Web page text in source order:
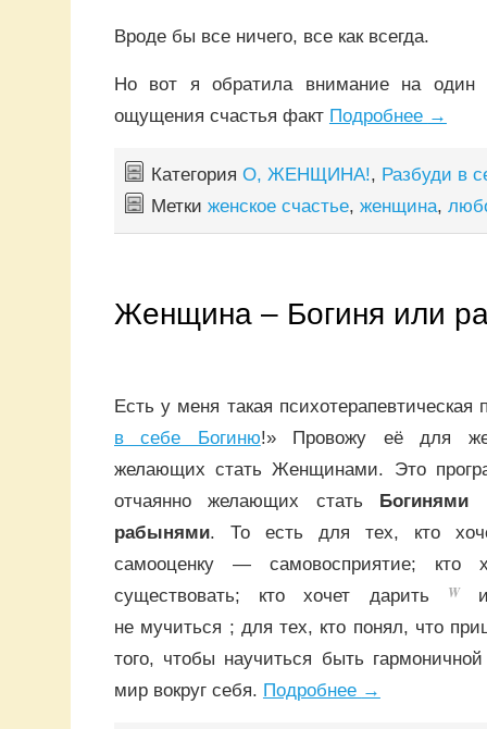
Вроде бы все ничего, все как всегда.
Но вот я обратила внимание на один
ощущения счастья факт Подробнее →
Категория О, ЖЕНЩИНА!, Разбуди в
Метки женское счастье, женщина,
Женщина – Богиня или
Есть у меня такая психотерапевтическая
в себе Богиню!» Провожу её для
желающих стать Женщинами. Это
отчаянно желающих стать Богинями
рабынями. То есть для тех, кто
самооценку — самовосприятие;
существовать; кто хочет дарить
Wи
не мучиться ; для тех, кто понял, что
того, чтобы научиться быть
мир вокруг себя. Подробнее →